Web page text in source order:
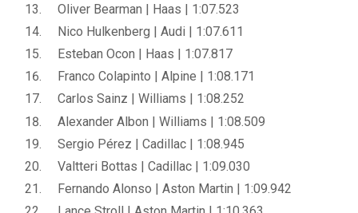
Oliver Bearman | Haas | 1:07.523
Nico Hulkenberg | Audi | 1:07.611
Esteban Ocon | Haas | 1:07.817
Franco Colapinto | Alpine | 1:08.171
Carlos Sainz | Williams | 1:08.252
Alexander Albon | Williams | 1:08.509
Sergio Pérez | Cadillac | 1:08.945
Valtteri Bottas | Cadillac | 1:09.030
Fernando Alonso | Aston Martin | 1:09.942